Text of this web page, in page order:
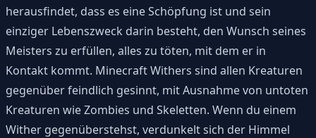
herausfindet, dass es eine Schöpfung ist und sein
einziger Lebenszweck darin besteht, den Wunsch seines
Meisters zu erfüllen, alles zu töten, mit dem er in
Kontakt kommt. Minecraft Withers sind allen Kreaturen
gegenüber feindlich gesinnt, mit Ausnahme von untoten
Kreaturen wie Zombies und Skeletten. Wenn du einem
Wither gegenüberstehst, verdunkelt sich der Himmel